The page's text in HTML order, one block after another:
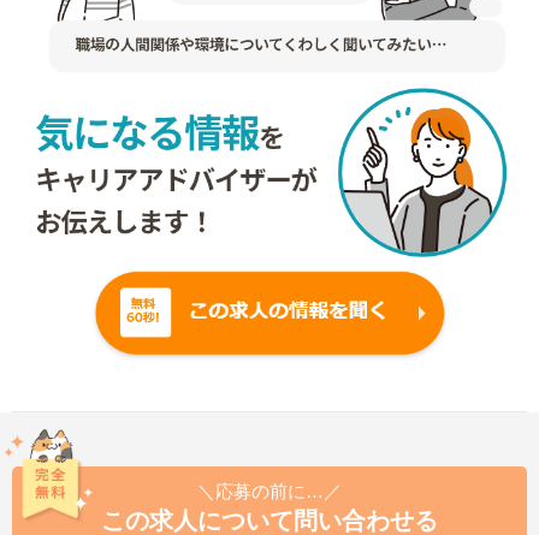
＼応募の前に…／
この求人について問い合わせる